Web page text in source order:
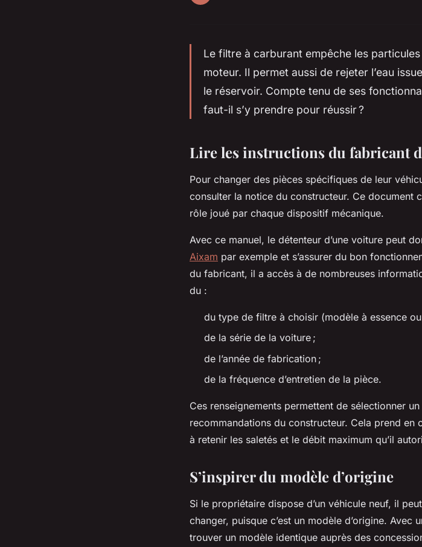
Le filtre à carburant empêche les
moteur. Il permet aussi de rejeter l’eau
le réservoir. Compte tenu de ses
faut-il s’y prendre pour réussir ?
Lire les instructions du fabricant
Pour changer des pièces spécifiques de leur
consulter la notice du constructeur. Ce document
rôle joué par chaque dispositif mécanique.
Avec ce manuel, le détenteur d’une voiture peut
Aixam par exemple et s’assurer du bon
du fabricant, il a accès à de nombreuses
du :
du type de filtre à choisir (modèle à essence
de la série de la voiture ;
de l’année de fabrication ;
de la fréquence d’entretien de la pièce.
Ces renseignements permettent de sélectionner
recommandations du constructeur. Cela prend
à retenir les saletés et le débit maximum qu’il
S’inspirer du modèle d’origine
Si le propriétaire dispose d’un véhicule neuf, il
changer, puisque c’est un modèle d’origine.
trouver un modèle identique auprès des